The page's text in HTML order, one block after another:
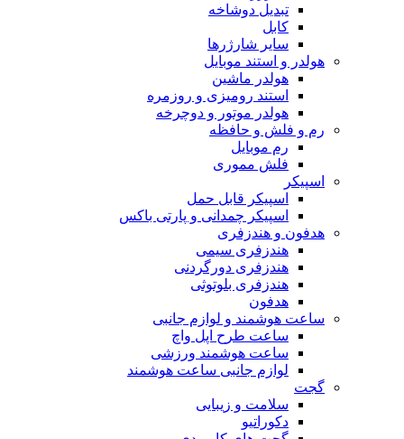
تبدیل دوشاخه
کابل
سایر شارژرها
هولدر و استند موبایل
هولدر ماشین
استند رومیزی و روزمره
هولدر موتور و دوچرخه
رم و فلش و حافظه
رم موبایل
فلش مموری
اسپیکر
اسپیکر قابل حمل
اسپیکر چمدانی و پارتی باکس
هدفون و هندزفری
هندزفری سیمی
هندزفری دورگردنی
هندزفری بلوتوثی
هدفون
ساعت هوشمند و لوازم جانبی
ساعت طرح اپل واچ
ساعت هوشمند ورزشی
لوازم جانبی ساعت هوشمند
گجت
سلامت و زیبایی
دکوراتیو